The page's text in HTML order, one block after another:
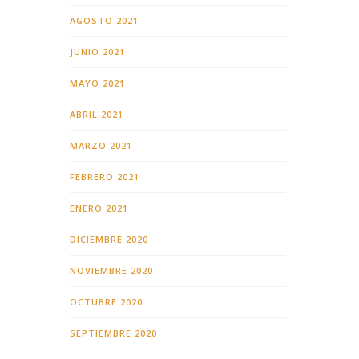
AGOSTO 2021
JUNIO 2021
MAYO 2021
ABRIL 2021
MARZO 2021
FEBRERO 2021
ENERO 2021
DICIEMBRE 2020
NOVIEMBRE 2020
OCTUBRE 2020
SEPTIEMBRE 2020